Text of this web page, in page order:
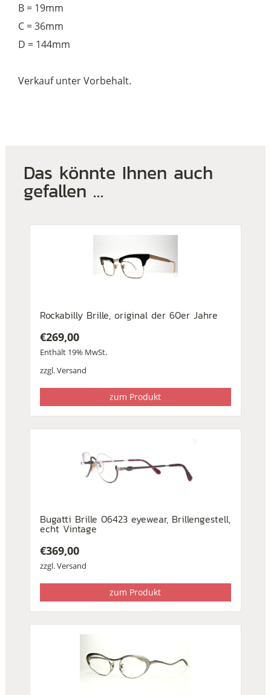
B = 19mm
C = 36mm
D = 144mm
Verkauf unter Vorbehalt.
Das könnte Ihnen auch
gefallen …
Rockabilly Brille, original der 60er Jahre
€269,00
Enthält 19% MwSt.
zzgl.Versand
zum Produkt
Bugatti Brille 06423 eyewear, Brillengestell,
echt Vintage
€369,00
zzgl.Versand
zum Produkt